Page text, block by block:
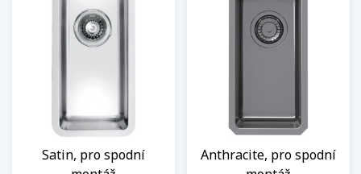
Satin, pro spodní
Anthracite, pro spodní